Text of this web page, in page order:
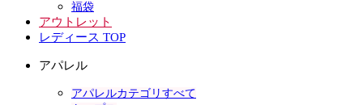
福袋
アウトレット
レディース TOP
アパレル
アパレルカテゴリすべて